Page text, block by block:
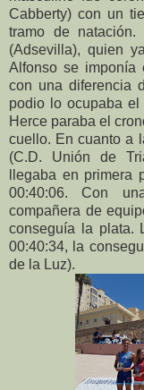
Cabberty) con un
tramo de
(Adsevilla), quien
Alfonso se imponía
con una diferencia
podio lo ocupaba
Herce paraba el
cuello. En cuanto a
(C.D. Unión de
llegaba en
00:40:06. Con
compañera de
conseguía la plata.
00:40:34, la
de la Luz).